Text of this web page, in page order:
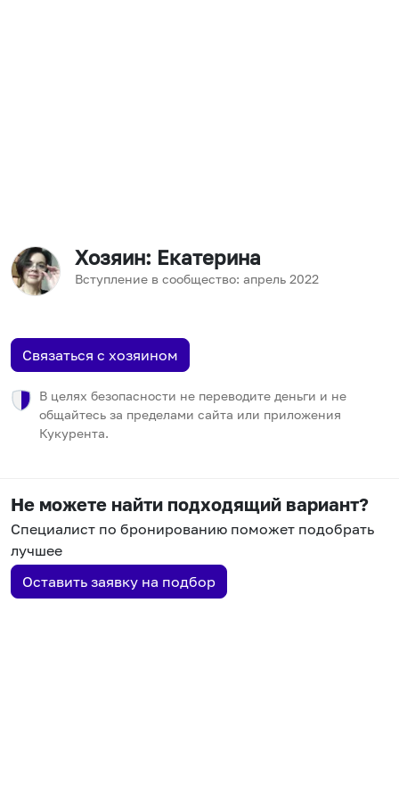
Хозяин: Екатерина
Вступление в сообщество: апрель 2022
Связаться с хозяином
В целях безопасности не переводите деньги и не
общайтесь за пределами сайта или приложения
Кукурента.
Не можете найти подходящий вариант?
Специалист по бронированию поможет подобрать
лучшее
Оставить заявку на подбор